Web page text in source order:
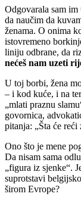
Odgovarala sam
da naučim da
ženama. O onima
istovremeno
liniju odbrane, da
nećeš nam uzeti
U toj borbi, žena
– i kod kuće, i na
„mlati praznu
govornica,
pitanja: „Šta će reći
Ono što je mene
Da nisam sama
„figura iz sjenke“.
suprotstavi
širom Evrope?